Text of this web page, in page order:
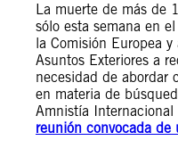
La muerte de más de
sólo esta semana en
la Comisión Europea
Asuntos Exteriores a
necesidad de abordar
en materia de
Amnistía
reunión convocada de